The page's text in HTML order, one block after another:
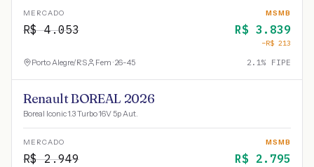
MERCADO
R$4.053
MSMB
R$ 3.839
−R$ 213
Porto Alegre/RS Fem · 26-45 2.1% FIPE
Renault BOREAL 2026
Boreal Iconic 1.3 Turbo 16V 5p Aut.
MERCADO
R$2.949
MSMB
R$ 2.795